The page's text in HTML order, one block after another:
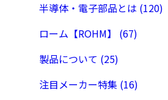
半導体・電子部品とは (120)
ローム【ROHM】 (67)
製品について (25)
注目メーカー特集 (16)